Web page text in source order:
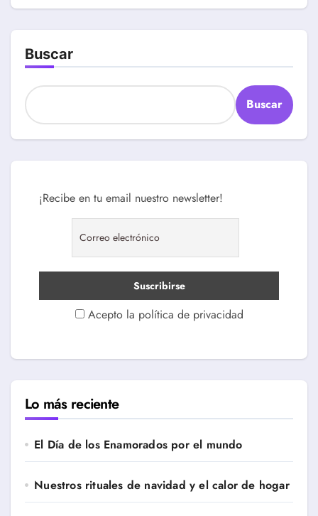
Buscar
Buscar
¡Recibe en tu email nuestro newsletter!
Acepto la política de privacidad
Lo más reciente
El Día de los Enamorados por el mundo
Nuestros rituales de navidad y el calor de hogar